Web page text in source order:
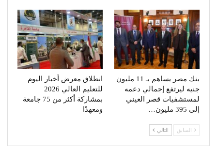
بنك مصر يساهم بـ 11 مليون
جنيه ليرتفع إجمالي دعمه
لمستشفيات قصر العيني
إلى 395 مليون…
انطلاق معرض أخبار اليوم
للتعليم العالي 2026
بمشاركة أكثر من 75 جامعة
ومعهدًا
السابق التالي